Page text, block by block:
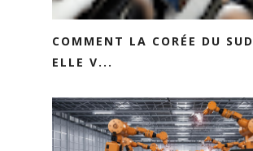
COMMENT LA CORÉE DU
ELLE V...